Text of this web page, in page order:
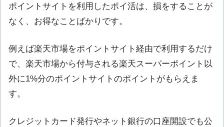
ポイントサイトを利用したポイ活は、損をすることが
なく、お得なことばかりです。
例えば楽天市場をポイントサイト経由で利用するだけ
で、楽天市場から付与される楽天スーパーポイント以
外に1%分のポイントサイトのポイントがもらえま
す。
クレジットカード発行やネット銀行の口座開設でも公